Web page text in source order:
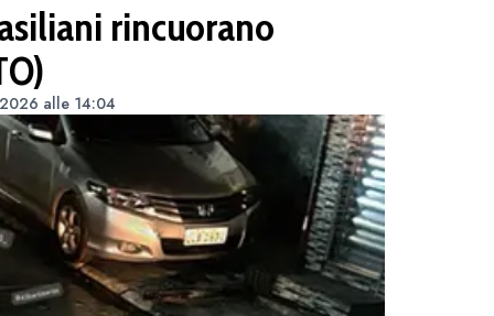
rincuorano
alle 14:04